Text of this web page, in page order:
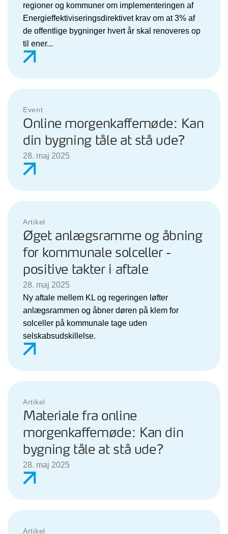
regioner og kommuner om implementeringen af
Energieffektiviseringsdirektivet krav om at 3% af
de offentlige bygninger hvert år skal renoveres op
til ener...
Event
Online morgenkaffemøde: Kan
din bygning tåle at stå ude?
28. maj 2025
Artikel
Øget anlægsramme og åbning
for kommunale solceller -
positive takter i aftale
28. maj 2025
Ny aftale mellem KL og regeringen løfter
anlægsrammen og åbner døren på klem for
solceller på kommunale tage uden
selskabsudskillelse.
Artikel
Materiale fra online
morgenkaffemøde: Kan din
bygning tåle at stå ude?
28. maj 2025
Artikel